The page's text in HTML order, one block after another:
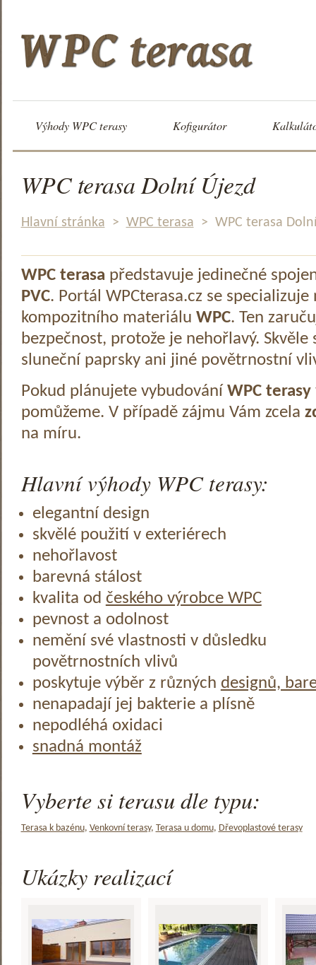
Výhody WPC terasy Kofigurátor
WPC terasa Dolní Újezd
Hlavní stránka > WPC terasa > WPC terasa
WPC terasa představuje jedinečné
PVC. Portál WPCterasa.cz se specializuje
kompozitního materiálu WPC. Ten
bezpečnost, protože je nehořlavý.
sluneční paprsky ani jiné povětrnostní
Pokud plánujete vybudování WPC terasy
pomůžeme. V případě zájmu Vám zcela
na míru.
Hlavní výhody WPC terasy:
elegantní design
skvělé použití v exteriérech
nehořlavost
barevná stálost
kvalita od českého výrobce WPC
pevnost a odolnost
nemění své vlastnosti v důsledku
povětrnostních vlivů
poskytuje výběr z různých designů,
nenapadají jej bakterie a plísně
nepodléhá oxidaci
snadná montáž
Vyberte si terasu dle typu:
Terasa k bazénu, Venkovní terasy, Terasa u domu, Dřevoplastové terasy
Ukázky realizací